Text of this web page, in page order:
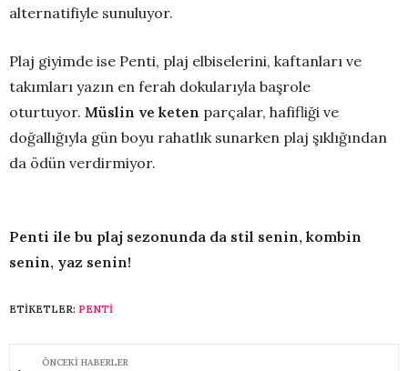
alternatifiyle sunuluyor.
Plaj giyimde ise Penti, plaj elbiselerini, kaftanları ve
takımları yazın en ferah dokularıyla başrole
oturtuyor. Müslin ve keten parçalar, hafifliği ve
doğallığıyla gün boyu rahatlık sunarken plaj şıklığından
da ödün verdirmiyor.
Penti ile bu plaj sezonunda da stil senin, kombin
senin, yaz senin!
ETIKETLER: PENTI
ÖNCEKI HABERLER